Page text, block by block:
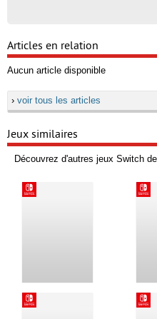
Articles en relation
Aucun article disponible
› voir tous les articles
Jeux similaires
Découvrez d'autres jeux Switch